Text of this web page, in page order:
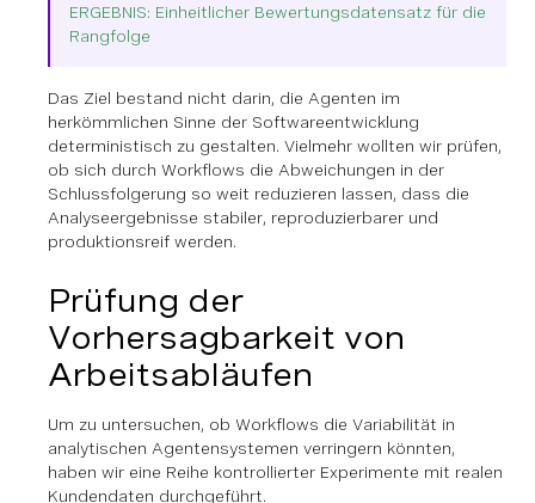
ERGEBNIS: Einheitlicher Bewertungsdatensatz für die
Rangfolge
Das Ziel bestand nicht darin, die Agenten im
herkömmlichen Sinne der Softwareentwicklung
deterministisch zu gestalten. Vielmehr wollten wir prüfen,
ob sich durch Workflows die Abweichungen in der
Schlussfolgerung so weit reduzieren lassen, dass die
Analyseergebnisse stabiler, reproduzierbarer und
produktionsreif werden.
Prüfung der
Vorhersagbarkeit von
Arbeitsabläufen
Um zu untersuchen, ob Workflows die Variabilität in
analytischen Agentensystemen verringern könnten,
haben wir eine Reihe kontrollierter Experimente mit realen
Kundendaten durchgeführt.